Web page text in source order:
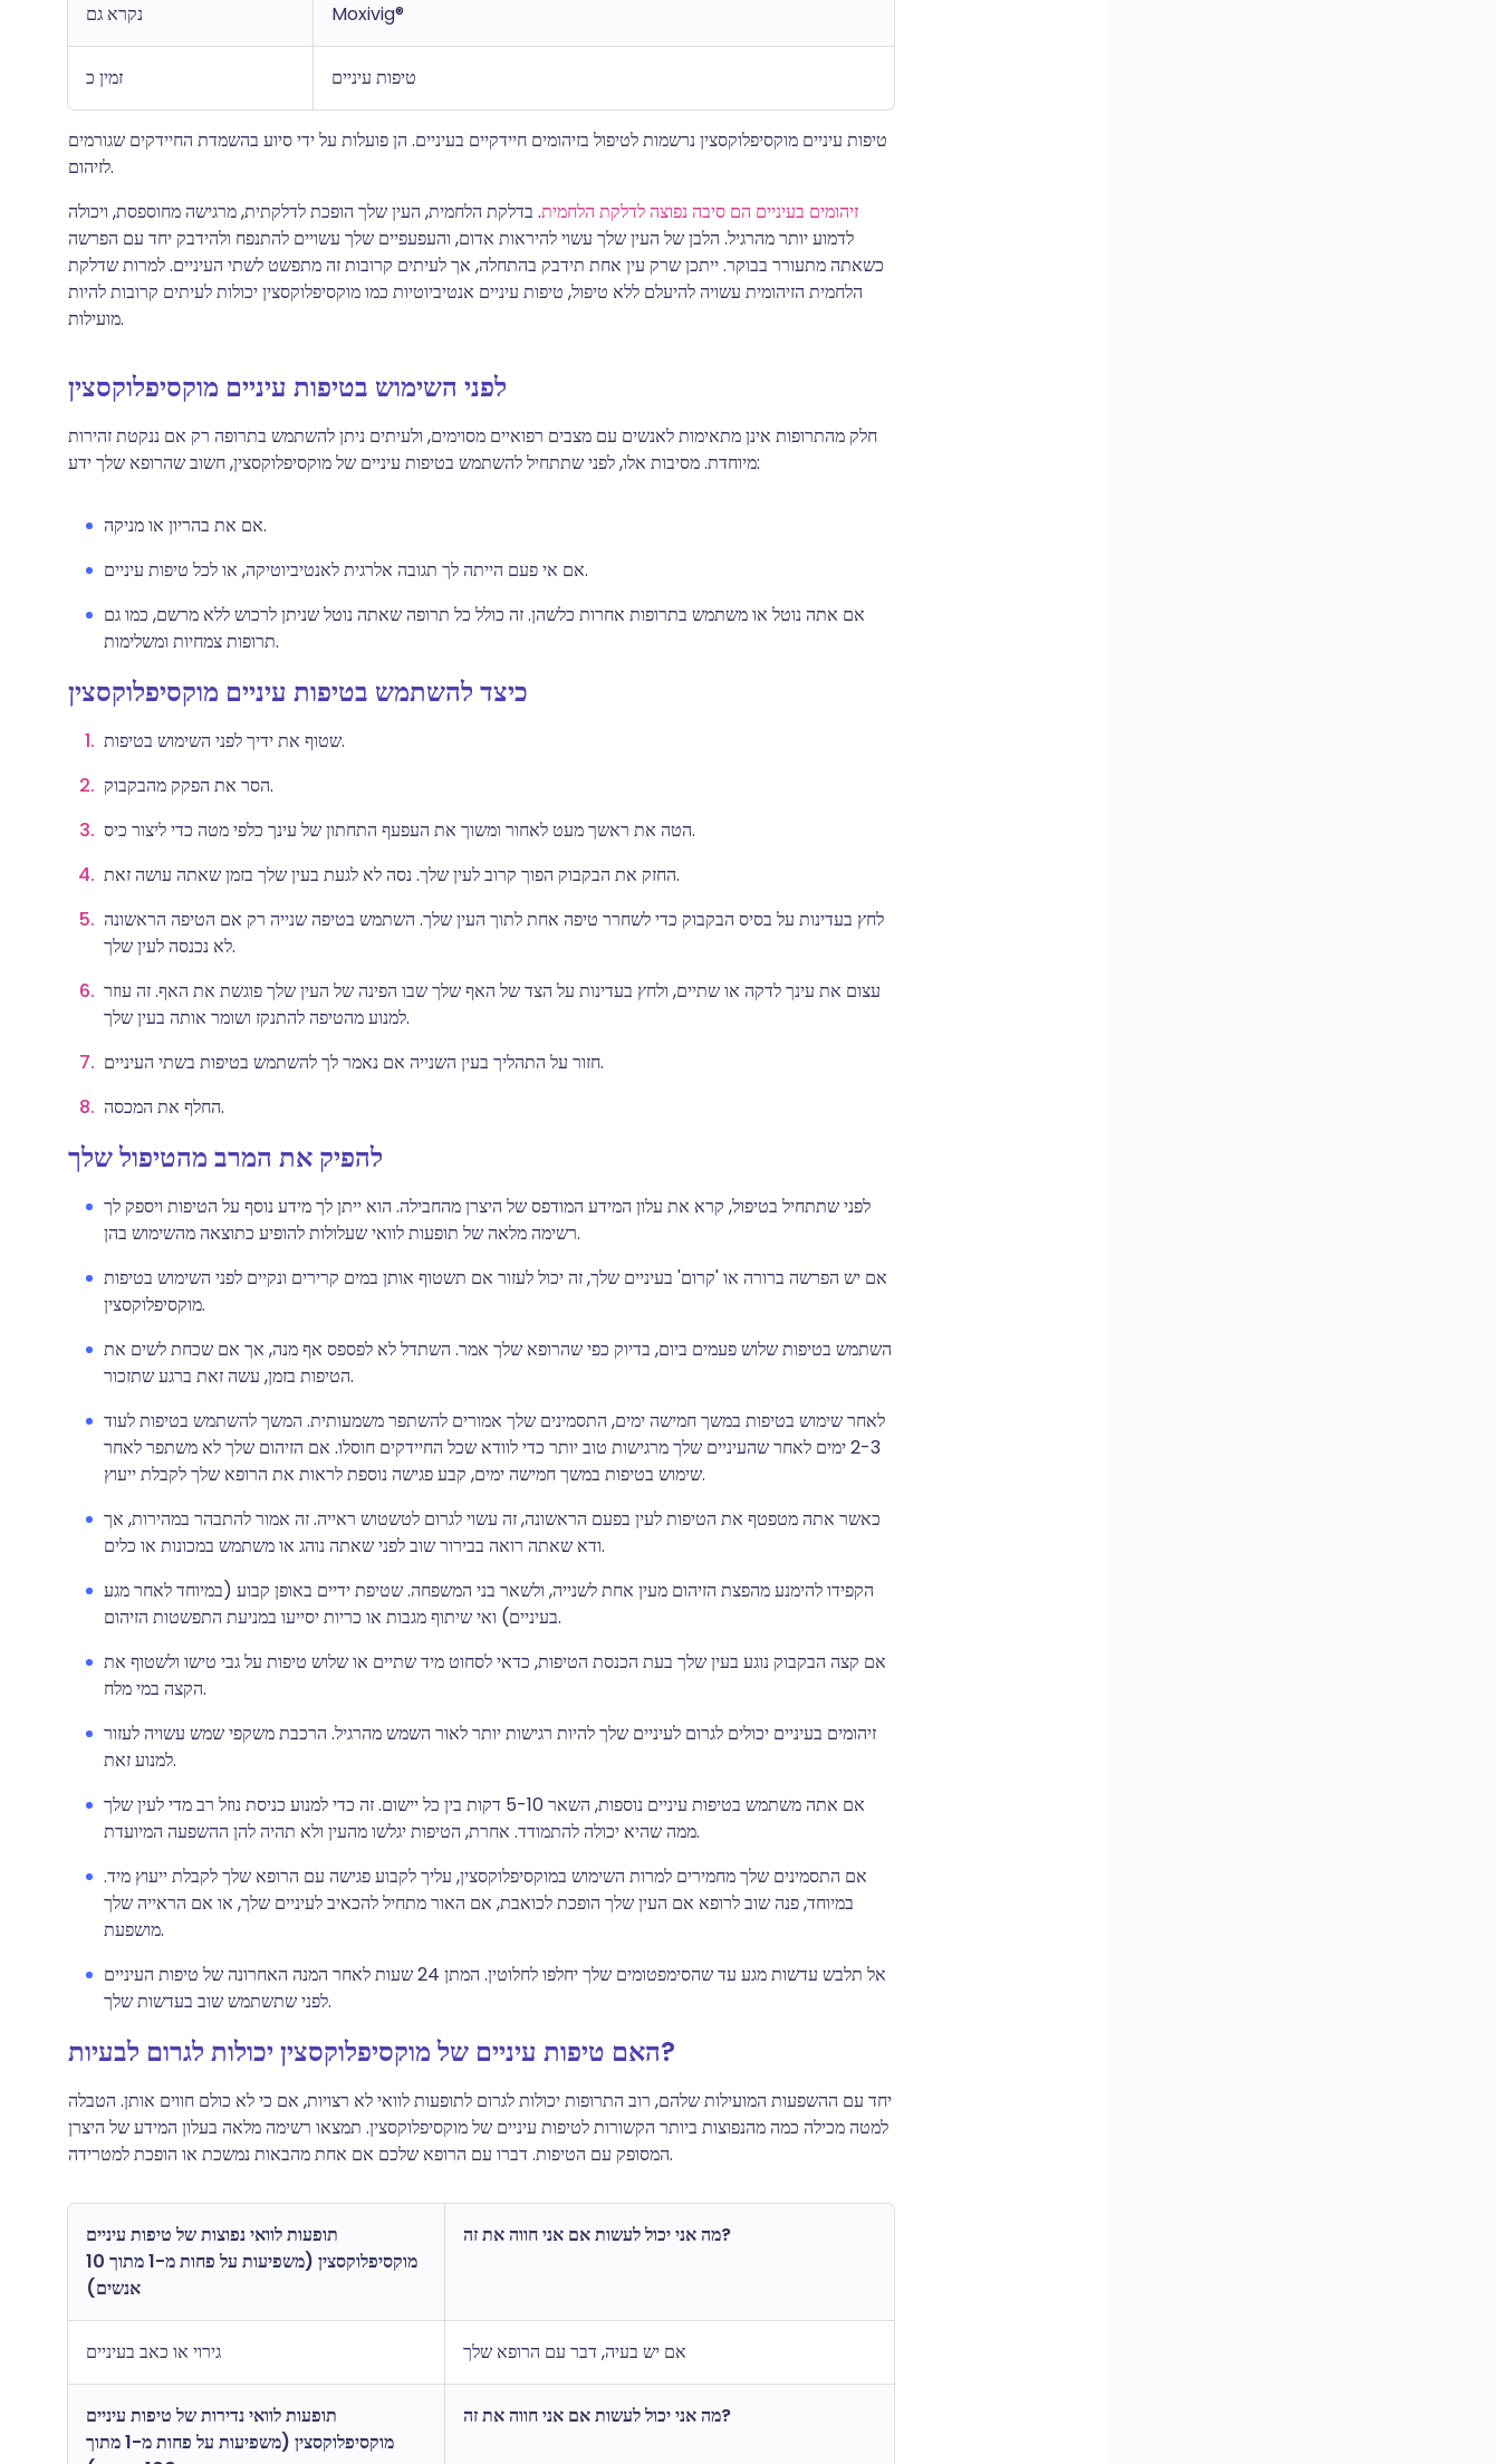
נקרא גם Moxivig®
זמין כ טיפות עיניים
טיפות עיניים מוקסיפלוקסצין נרשמות לטיפול בזיהומים חיידקיים בעיניים. הן פועלות על ידי סיוע בהשמדת החיידקים שגורמים
לזיהום.
זיהומים בעיניים הם סיבה נפוצה לדלקת הלחמית. בדלקת הלחמית, העין שלך הופכת לדלקתית, מרגישה מחוספסת, ויכולה
לדמוע יותר מהרגיל. הלבן של העין שלך עשוי להיראות אדום, והעפעפיים שלך עשויים להתנפח ולהידבק יחד עם הפרשה
כשאתה מתעורר בבוקר. ייתכן שרק עין אחת תידבק בהתחלה, אך לעיתים קרובות זה מתפשט לשתי העיניים. למרות שדלקת
הלחמית הזיהומית עשויה להיעלם ללא טיפול, טיפות עיניים אנטיביוטיות כמו מוקסיפלוקסצין יכולות לעיתים קרובות להיות
מועילות.
לפני השימוש בטיפות עיניים מוקסיפלוקסצין
חלק מהתרופות אינן מתאימות לאנשים עם מצבים רפואיים מסוימים, ולעיתים ניתן להשתמש בתרופה רק אם ננקטת זהירות
מיוחדת. מסיבות אלו, לפני שתתחיל להשתמש בטיפות עיניים של מוקסיפלוקסצין, חשוב שהרופא שלך ידע:
אם את בהריון או מניקה.
אם אי פעם הייתה לך תגובה אלרגית לאנטיביוטיקה, או לכל טיפות עיניים.
אם אתה נוטל או משתמש בתרופות אחרות כלשהן. זה כולל כל תרופה שאתה נוטל שניתן לרכוש ללא מרשם, כמו גם
תרופות צמחיות ומשלימות.
כיצד להשתמש בטיפות עיניים מוקסיפלוקסצין
שטוף את ידיך לפני השימוש בטיפות.
הסר את הפקק מהבקבוק.
הטה את ראשך מעט לאחור ומשוך את העפעף התחתון של עינך כלפי מטה כדי ליצור כיס.
החזק את הבקבוק הפוך קרוב לעין שלך. נסה לא לגעת בעין שלך בזמן שאתה עושה זאת.
לחץ בעדינות על בסיס הבקבוק כדי לשחרר טיפה אחת לתוך העין שלך. השתמש בטיפה שנייה רק אם הטיפה הראשונה
לא נכנסה לעין שלך.
עצום את עינך לדקה או שתיים, ולחץ בעדינות על הצד של האף שלך שבו הפינה של העין שלך פוגשת את האף. זה עוזר
למנוע מהטיפה להתנקז ושומר אותה בעין שלך.
חזור על התהליך בעין השנייה אם נאמר לך להשתמש בטיפות בשתי העיניים.
החלף את המכסה.
להפיק את המרב מהטיפול שלך
לפני שתתחיל בטיפול, קרא את עלון המידע המודפס של היצרן מהחבילה. הוא ייתן לך מידע נוסף על הטיפות ויספק לך
רשימה מלאה של תופעות לוואי שעלולות להופיע כתוצאה מהשימוש בהן.
אם יש הפרשה ברורה או 'קרום' בעיניים שלך, זה יכול לעזור אם תשטוף אותן במים קרירים ונקיים לפני השימוש בטיפות
מוקסיפלוקסצין.
השתמש בטיפות שלוש פעמים ביום, בדיוק כפי שהרופא שלך אמר. השתדל לא לפספס אף מנה, אך אם שכחת לשים את
הטיפות בזמן, עשה זאת ברגע שתזכור.
לאחר שימוש בטיפות במשך חמישה ימים, התסמינים שלך אמורים להשתפר משמעותית. המשך להשתמש בטיפות לעוד
2-3 ימים לאחר שהעיניים שלך מרגישות טוב יותר כדי לוודא שכל החיידקים חוסלו. אם הזיהום שלך לא משתפר לאחר
שימוש בטיפות במשך חמישה ימים, קבע פגישה נוספת לראות את הרופא שלך לקבלת ייעוץ.
כאשר אתה מטפטף את הטיפות לעין בפעם הראשונה, זה עשוי לגרום לטשטוש ראייה. זה אמור להתבהר במהירות, אך
ודא שאתה רואה בבירור שוב לפני שאתה נוהג או משתמש במכונות או כלים.
הקפידו להימנע מהפצת הזיהום מעין אחת לשנייה, ולשאר בני המשפחה. שטיפת ידיים באופן קבוע (במיוחד לאחר מגע
בעיניים) ואי שיתוף מגבות או כריות יסייעו במניעת התפשטות הזיהום.
אם קצה הבקבוק נוגע בעין שלך בעת הכנסת הטיפות, כדאי לסחוט מיד שתיים או שלוש טיפות על גבי טישו ולשטוף את
הקצה במי מלח.
זיהומים בעיניים יכולים לגרום לעיניים שלך להיות רגישות יותר לאור השמש מהרגיל. הרכבת משקפי שמש עשויה לעזור
למנוע זאת.
אם אתה משתמש בטיפות עיניים נוספות, השאר 5-10 דקות בין כל יישום. זה כדי למנוע כניסת נוזל רב מדי לעין שלך
ממה שהיא יכולה להתמודד. אחרת, הטיפות יגלשו מהעין ולא תהיה להן ההשפעה המיועדת.
אם התסמינים שלך מחמירים למרות השימוש במוקסיפלוקסצין, עליך לקבוע פגישה עם הרופא שלך לקבלת ייעוץ מיד.
במיוחד, פנה שוב לרופא אם העין שלך הופכת לכואבת, אם האור מתחיל להכאיב לעיניים שלך, או אם הראייה שלך
מושפעת.
אל תלבש עדשות מגע עד שהסימפטומים שלך יחלפו לחלוטין. המתן 24 שעות לאחר המנה האחרונה של טיפות העיניים
לפני שתשתמש שוב בעדשות שלך.
האם טיפות עיניים של מוקסיפלוקסצין יכולות לגרום לבעיות?
יחד עם ההשפעות המועילות שלהם, רוב התרופות יכולות לגרום לתופעות לוואי לא רצויות, אם כי לא כולם חווים אותן. הטבלה
למטה מכילה כמה מהנפוצות ביותר הקשורות לטיפות עיניים של מוקסיפלוקסצין. תמצאו רשימה מלאה בעלון המידע של היצרן
המסופק עם הטיפות. דברו עם הרופא שלכם אם אחת מהבאות נמשכת או הופכת למטרידה.
תופעות לוואי נפוצות של טיפות עיניים
מוקסיפלוקסצין (משפיעות על פחות מ-1 מתוך 10
אנשים)
מה אני יכול לעשות אם אני חווה את זה?
גירוי או כאב בעיניים אם יש בעיה, דבר עם הרופא שלך
תופעות לוואי נדירות של טיפות עיניים
מוקסיפלוקסצין (משפיעות על פחות מ-1 מתוך
מה אני יכול לעשות אם אני חווה את זה?